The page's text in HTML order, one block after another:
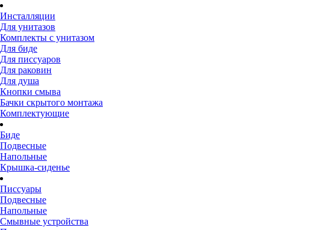
Инсталляции
Для унитазов
Комплекты с унитазом
Для биде
Для писсуаров
Для раковин
Для душа
Кнопки смыва
Бачки скрытого монтажа
Комплектующие
Биде
Подвесные
Напольные
Крышка-сиденье
Писсуары
Подвесные
Напольные
Смывные устройства